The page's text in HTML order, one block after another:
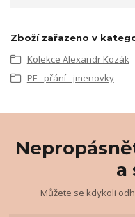
Zboží zařazeno v
Kolekce Alexandr Kozák
PF - přání - jmenovky
a
Můžete se kdykoli